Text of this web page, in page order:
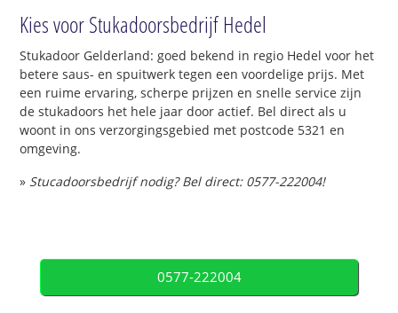
Kies voor Stukadoorsbedrijf Hedel
Stukadoor Gelderland: goed bekend in regio Hedel voor het
betere saus- en spuitwerk tegen een voordelige prijs. Met
een ruime ervaring, scherpe prijzen en snelle service zijn
de stukadoors het hele jaar door actief. Bel direct als u
woont in ons verzorgingsgebied met postcode 5321 en
omgeving.
» Stucadoorsbedrijf nodig? Bel direct: 0577-222004!
0577-222004